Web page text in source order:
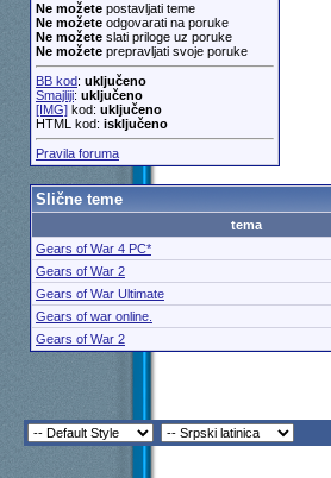
Ne možetepostavljati teme
Ne možeteodgovarati na poruke
Ne možeteslati priloge uz poruke
Ne možeteprepravljati svoje poruke
BB kod: uključeno
Smajliji: uključeno
[IMG]kod: uključeno
HTML kod: isključeno
Pravila foruma
Slične teme
tema
Gears of War 4 PC*
Gears of War 2
Gears of War Ultimate
Gears of war online.
Gears of War 2